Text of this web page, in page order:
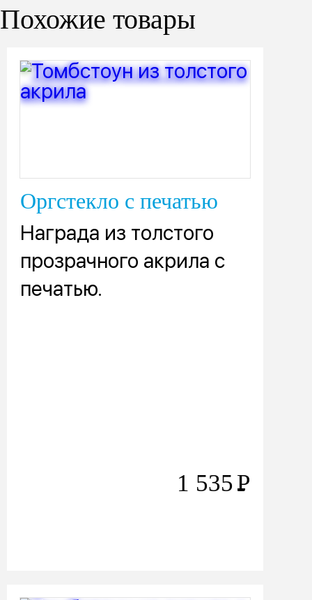
Похожие товары
Оргстекло с печатью
Награда из толстого
прозрачного акрила с
печатью.
1 535Р